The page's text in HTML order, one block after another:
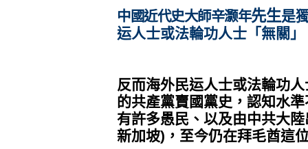
中國近代史大師辛灏年先生是
运人士或法輪功人士「無關」
反而海外民运人士或法輪功人
的共產黨賣國黨史，認知水
有許多愚民、以及由中共大
新加坡)， 至今仍在拜毛酋這